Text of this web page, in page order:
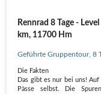
Rennrad 8 Tage -
km, 11700 Hm
Geführte Gruppentour,8
Die Fakten
Das gibt es nur bei uns!
Pässe selbst. Die